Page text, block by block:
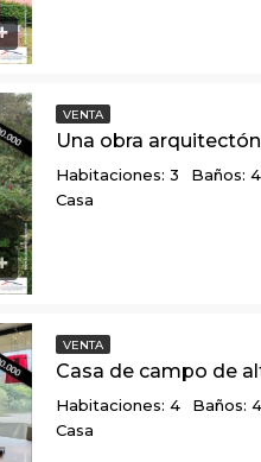
VENTA
Habitaciones: 3 Baños:
Casa
VENTA
Habitaciones: 4 Baños:
Casa